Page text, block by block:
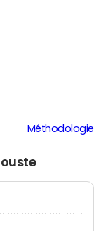
Méthodologie